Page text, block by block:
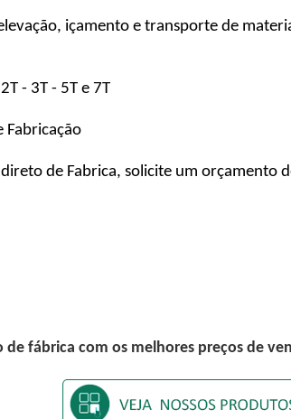
içamento e transporte de
- 3T - 5T e 7T
Fabricação
de Fabrica, solicite um orçamento
fábrica com os melhores preços de